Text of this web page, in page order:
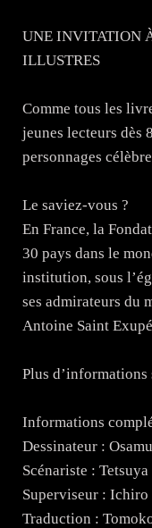
UNE INVITATION
ILLUSTRES
Comme tous les
jeunes lecteurs dès
personnages
Le saviez-vous ?
En France, la
30 pays dans le
institution, sous
ses admirateurs du
Antoine Saint
Plus
Informations
Dessinateur :
Scénariste :
Superviseur : Ichiro
Traduction :